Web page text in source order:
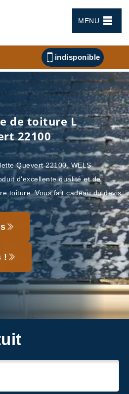
MENU
indisponible
de toiture L
22100
Quevert 22100, WELS
d'excellente qualité et de
toiture. Vous fait cadeau du devis
!